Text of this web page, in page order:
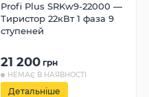
Profi Plus SRKw9-22000 —
Тиристор 22кВт 1 фаза 9
ступеней
21 200 грн
НЕМАЄ В НАЯВНОСТІ
Детальніше